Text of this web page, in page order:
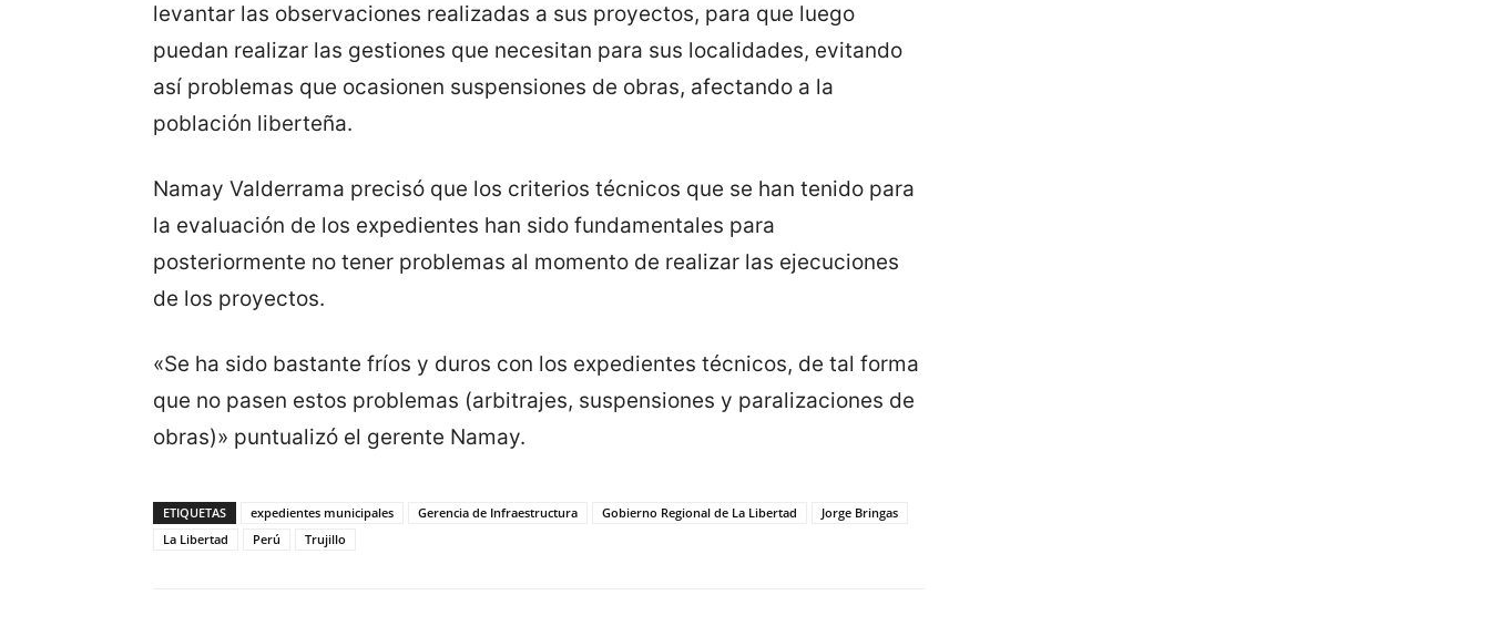
levantar las observaciones realizadas a sus proyectos, para que luego
puedan realizar las gestiones que necesitan para sus localidades, evitando
así problemas que ocasionen suspensiones de obras, afectando a la
población liberteña.
Namay Valderrama precisó que los criterios técnicos que se han tenido para
la evaluación de los expedientes han sido fundamentales para
posteriormente no tener problemas al momento de realizar las ejecuciones
de los proyectos.
«Se ha sido bastante fríos y duros con los expedientes técnicos, de tal forma
que no pasen estos problemas (arbitrajes, suspensiones y paralizaciones de
obras)» puntualizó el gerente Namay.
ETIQUETAS expedientes municipales Gerencia de Infraestructura Gobierno Regional de La Libertad
Jorge Bringas
La Libertad
Perú Trujillo